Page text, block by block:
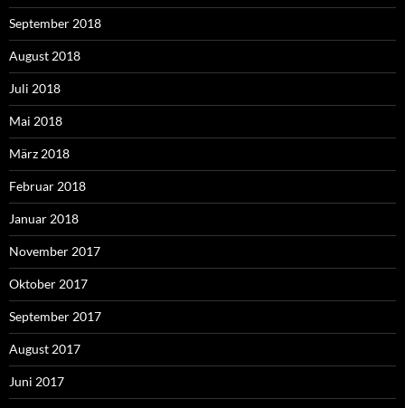
September 2018
August 2018
Juli 2018
Mai 2018
März 2018
Februar 2018
Januar 2018
November 2017
Oktober 2017
September 2017
August 2017
Juni 2017